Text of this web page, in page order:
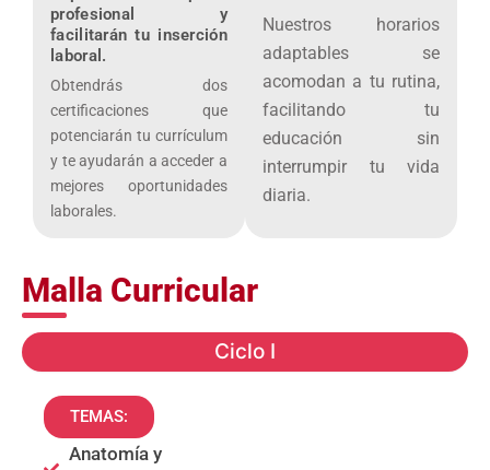
profesional y
facilitarán tu inserción
laboral.
Obtendrás dos
certificaciones que
potenciarán tu currículum
y te ayudarán a acceder a
mejores oportunidades
laborales.
Nuestros horarios
adaptables se
acomodan a tu rutina,
facilitando tu
educación sin
interrumpir tu vida
diaria.
Malla Curricular
Ciclo I
TEMAS:
Anatomía y